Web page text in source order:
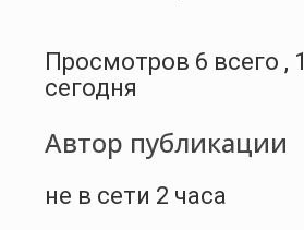
Просмотров 6 всего , 1
сегодня
Автор публикации
не в сети 2 часа